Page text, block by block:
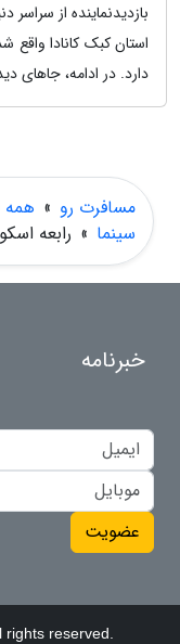
بازدیدنماینده از
دارد. در ادامه، جاهای
مسافرت رو » همه
سینما » رابعه
خبرنامه
عضویت
rights reserved.